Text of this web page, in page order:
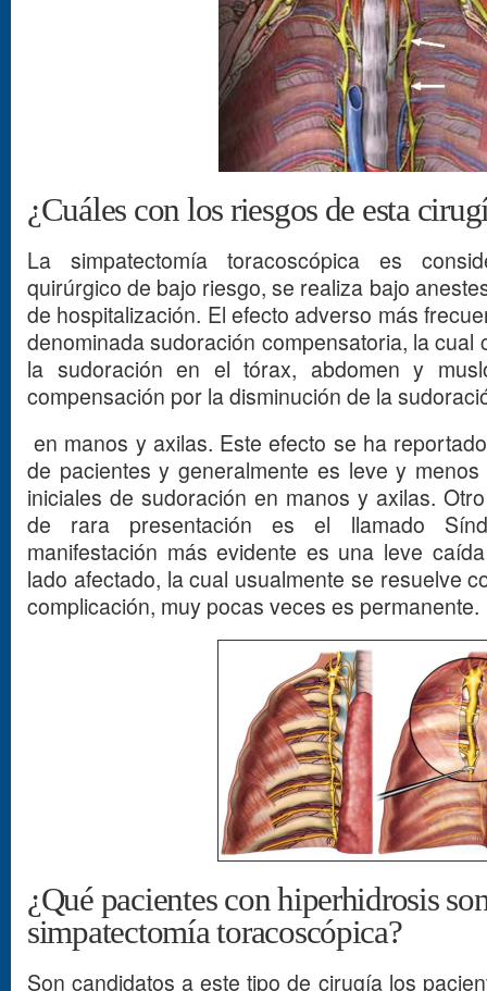
¿Cuáles con los riesgos de esta
La simpatectomía toracoscópica es
quirúrgico de bajo riesgo, se realiza bajo
de hospitalización. El efecto adverso más
denominada sudoración compensatoria, la cual
la sudoración en el tórax, abdomen y
compensación por la disminución de la
en manos y axilas. Este efecto se ha
de pacientes y generalmente es leve y
iniciales de sudoración en manos y axilas.
de rara presentación es el llamado
manifestación más evidente es una leve
lado afectado, la cual usualmente se resuelve
complicación, muy pocas veces es permanente.
¿Qué pacientes con hiperhidrosis
simpatectomía toracoscópica?
Son candidatos a este tipo de cirugía los